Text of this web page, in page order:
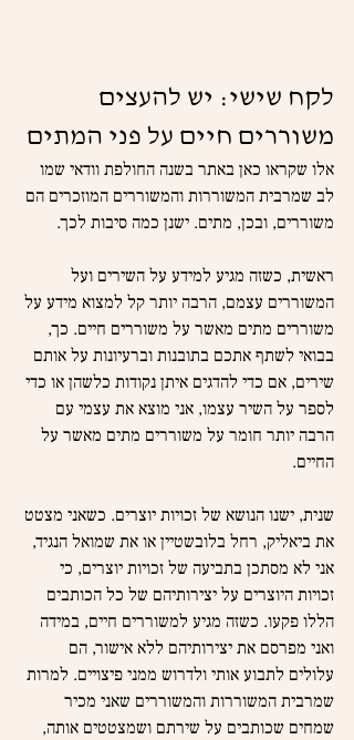
לקח שישי: יש להעצים
משוררים חיים על פני המתים
אלו שקראו כאן באתר בשנה החולפת וודאי שמו
לב שמרבית המשוררות והמשוררים המוזכרים הם
משוררים, ובכן, מתים. ישנן כמה סיבות לכך.
ראשית, כשזה מגיע למידע על השירים ועל
המשוררים עצמם, הרבה יותר קל למצוא מידע על
משוררים מתים מאשר על משוררים חיים. כך,
בבואי לשתף אתכם בתובנות וברעיונות על אותם
שירים, אם כדי להדגים איתן נקודות כלשהן או כדי
לספר על השיר עצמו, אני מוצא את עצמי עם
הרבה יותר חומר על משוררים מתים מאשר על
החיים.
שנית, ישנו הנושא של זכויות יוצרים. כשאני מצטט
את ביאליק, רחל בלובשטיין או את שמואל הנגיד,
אני לא מסתכן בתביעה של זכויות יוצרים, כי
זכויות היוצרים על יצירותיהם של כל הכותבים
הללו פקעו. כשזה מגיע למשוררים חיים, במידה
ואני מפרסם את יצירותיהם ללא אישור, הם
עלולים לתבוע אותי ולדרוש ממני פיצויים. למרות
שמרבית המשוררות והמשוררים שאני מכיר
שמחים שכותבים על שירתם ושמצטטים אותה,